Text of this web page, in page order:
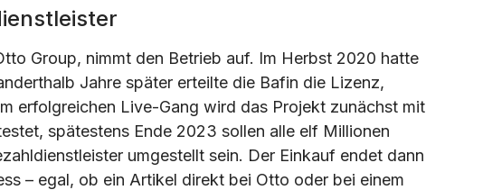
Group, nimmt den Betrieb auf. Im Herbst 2020 hatte
Jahre später erteilte die Bafin die Lizenz,
erfolgreichen Live-Gang wird das Projekt zunächst mit
spätestens Ende 2023 sollen alle elf Millionen
umgestellt sein. Der Einkauf endet dann
– egal, ob ein Artikel direkt bei Otto oder bei einem